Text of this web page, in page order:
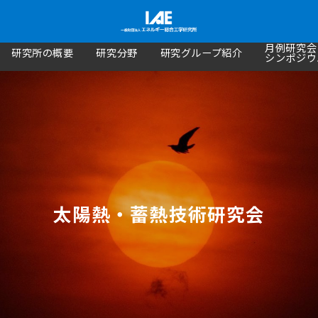
研究所の概要 研究分野 研究グループ紹介 月例研究
シンポジ
太陽熱・蓄熱技術研究会